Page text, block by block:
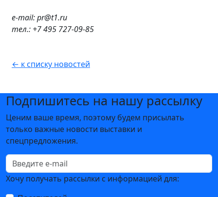
e-mail: pr@t1.ru
тел.: +7 495 727-09-85
← к списку новостей
Подпишитесь на нашу рассылку
Ценим ваше время, поэтому будем присылать
только важные новости выставки и
спецпредложения.
Хочу получать рассылки с информацией для: